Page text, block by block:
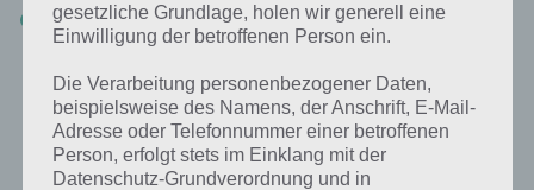
M&ms (2%)
Flaggen mit 3 Farben: Lösung für 94%
Nun die Antworten zu Flaggen mit 3 Farben beim Einführungslevel.
DIe Schwierigkeit liegt darin, dass es sehr viele Länder gibt, dessen
gesetzliche Grundlage, holen wir generell eine
Einwilligung der betroffenen Person ein.
Die Verarbeitung personenbezogener Daten,
beispielsweise des Namens, der Anschrift, E-Mail-
Adresse oder Telefonnummer einer betroffenen
Person, erfolgt stets im Einklang mit der
Datenschutz-Grundverordnung und in